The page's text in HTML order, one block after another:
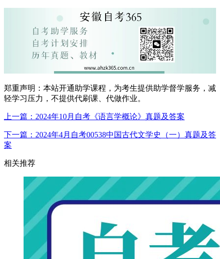
郑重声明：本站开通助学课程，为考生提供助学督学服务，减
轻学习压力，不提供代刷课、代做作业。
上一篇：2024年10月自考《语言学概论》真题及答案
下一篇：2024年4月自考00538中国古代文学史（一）真题及答
案
相关推荐